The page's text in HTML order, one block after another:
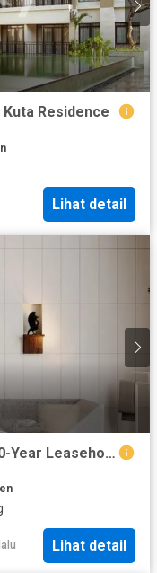
Residence
Lihat detail
Modern Studio Apartment With 30-Year Leasehold In Seseh Area
Lihat detail